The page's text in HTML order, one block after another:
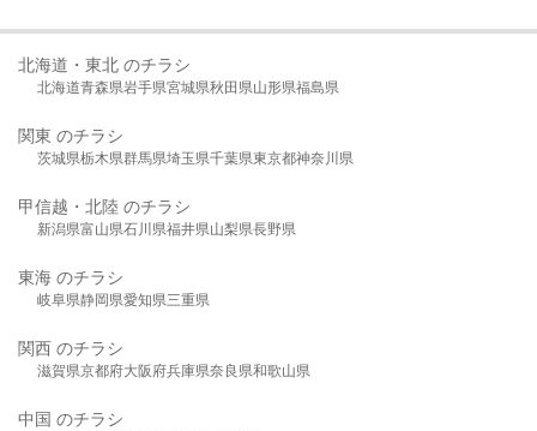
北海道・東北 のチラシ
北海道青森県岩手県宮城県秋田県山形県福島県
関東 のチラシ
茨城県栃木県群馬県埼玉県千葉県東京都神奈川県
甲信越・北陸 のチラシ
新潟県富山県石川県福井県山梨県長野県
東海 のチラシ
岐阜県静岡県愛知県三重県
関西 のチラシ
滋賀県京都府大阪府兵庫県奈良県和歌山県
中国 のチラシ